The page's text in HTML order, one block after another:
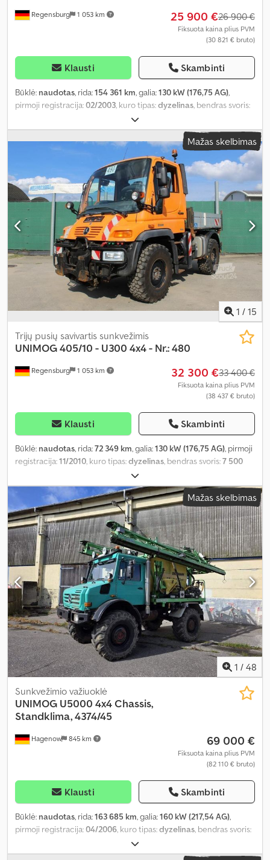
Regensburg 1 053 km 25 900 €26 900 €
Fiksuota kaina plius PVM
(30 821 € bruto)
Klausti Skambinti
Būklė: naudotas, rida:154 361 km, galia:130 kW (176,75 AG),
pirmoji registracija:02/2003, kuro tipas:dyzelinas, bendras svoris:
2 ašys
pusiau automatinis, emisijos klasė:Euro 3, Įranga:ABS, oro
kondicionavimas, visų varančiųjų ratų pavara Mažas skelbimas
1 / 15
Regensburg 1 053 km
Trijų pusių savivartis sunkvežimis
UNIMOG405/10 - U300 4x4 - Nr.: 480
32 300 €33 400 €
Fiksuota kaina plius PVM
(38 437 € bruto)
Klausti Skambinti
Būklė: naudotas, rida:72 349 km, galia:130 kW (176,75 AG), pirmoji
registracija:11/2010, kuro tipas:dyzelinas, bendras svoris:7 500
, spalva:
pusiau automatinis, emisijos klasė:Euro 5, Įranga:ABS, oro
kondicionavimas, visų varančiųjų ratų pavara Mažas skelbimas
1 / 48
Hagenow 845 km
Sunkvežimio važiuoklė
UNIMOG U5000 4x4 Chassis,
Standklima, 4374/45
69 000 €
Fiksuota kaina plius PVM
(82 110 € bruto)
Klausti Skambinti
Būklė: naudotas, rida:163 685 km, galia:160 kW (217,54 AG),
pirmoji registracija:04/2006, kuro tipas:dyzelinas, bendras svoris:
2 ašys
spalva:žalia, pavaros tipas:automatinis, bendras plotis:2 480 mm,